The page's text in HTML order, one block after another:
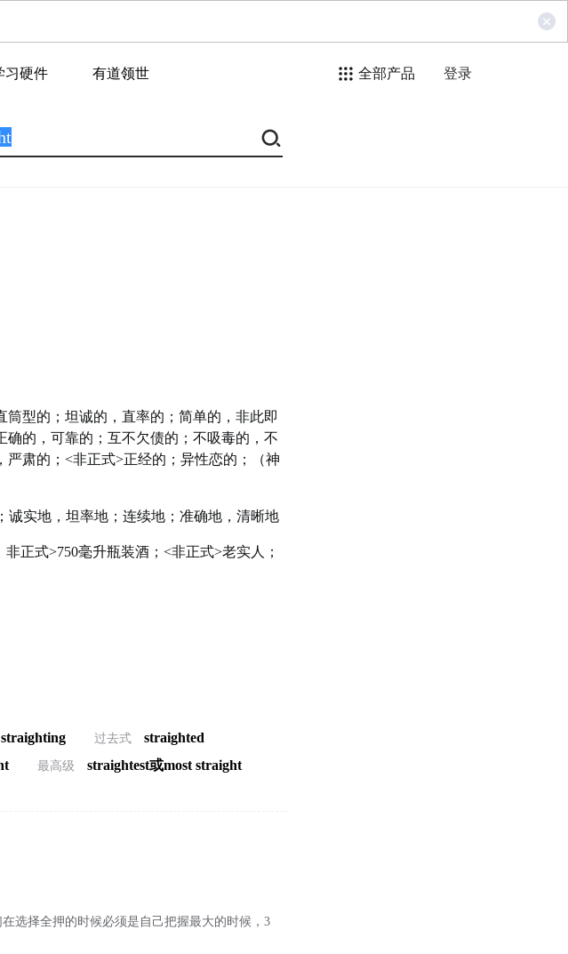
习硬件 有道领世 全部产品 登录
型的；坦诚的，直率的；简单的，非此即
的，可靠的；互不欠债的；不吸毒的，不
肃的；<非正式>正经的；异性恋的；（神
诚实地，坦率地；连续地；准确地，清晰地
正式>750毫升瓶装酒；<非正式>老实人；
straighting 过去式 straighted
最高级 straightest或most straight
选择全押的时候必须是自己把握最大的时候，3